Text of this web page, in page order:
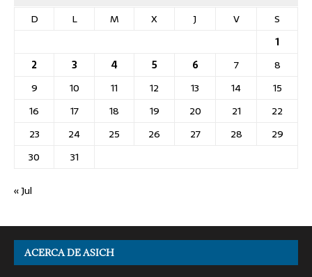
D
L M X J V
S
1
2
3 4 5 6 7
8
9
10 11 12 13 14
15
16
17 18 19 20 21
22
23
24 25 26 27 28
29
30
31
« Jul
ACERCA DE ASICH